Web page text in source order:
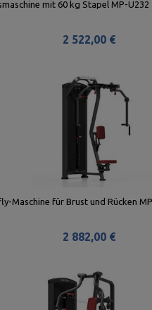
mit 60 kg Stapel MP-
2 522,00 €
Maschine für Brust und Rücken
2 882,00 €